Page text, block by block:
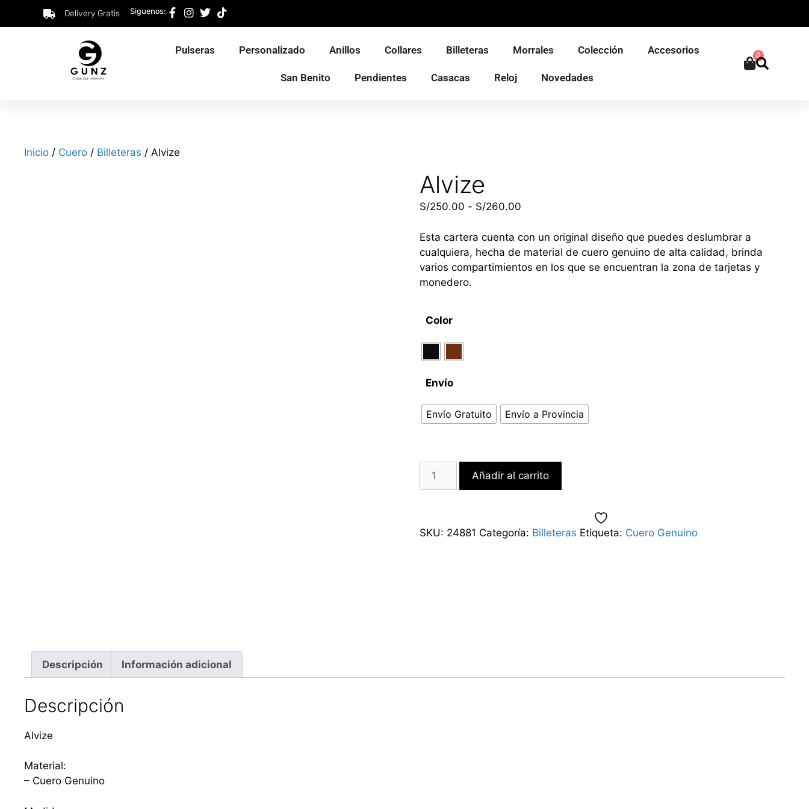
Delivery Gratis Siguenos:
Pulseras Personalizado Anillos Collares Billeteras Morrales Colección Accesorios
San Benito Pendientes Casacas Reloj Novedades
0
Inicio / Cuero / Billeteras / Alvize
Alvize
S/250.00 - S/260.00
Esta cartera cuenta con un original diseño que puedes deslumbrar a
cualquiera, hecha de material de cuero genuino de alta calidad, brinda
varios compartimientos en los que se encuentran la zona de tarjetas y
monedero.
Color
Envío
Envío Gratuito Envío a Provincia
Añadir al carrito
SKU: 24881 Categoría: Billeteras Etiqueta: Cuero Genuino
Descripción Información adicional
Descripción
Alvize
Material:
– Cuero Genuino